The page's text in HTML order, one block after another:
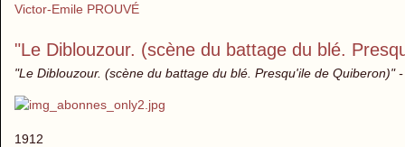
Victor-Emile PROUVÉ
"Le Diblouzour. (scène du battage du blé.
"Le Diblouzour. (scène du battage du blé. Presqu'ile de Quiberon)"
1912